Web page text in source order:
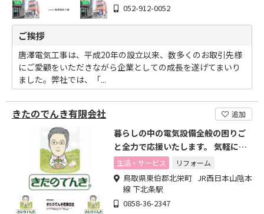
052-912-0052
ご挨拶
唐澤電気工事は、平成20年の設立以来、数多くのお取引先様
にご愛顧をいただきながら企業としての成長を遂げてまいり
ました。弊社では、「...
きたのでんき有限会社 追加
暮らしの中の電気設備全般の困りご
と全力で応援いたします。 気軽に声
を掛けて下さい。
生活・サービス リフォーム
鳥取県東伯郡北栄町 JR西日本山陰本
線 下北条駅
0858-36-2347